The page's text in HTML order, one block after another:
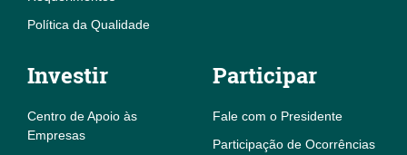
Política da Qualidade
Investir
Centro de Apoio às
Empresas
Participar
Fale com o Presidente
Participação de Ocorrências